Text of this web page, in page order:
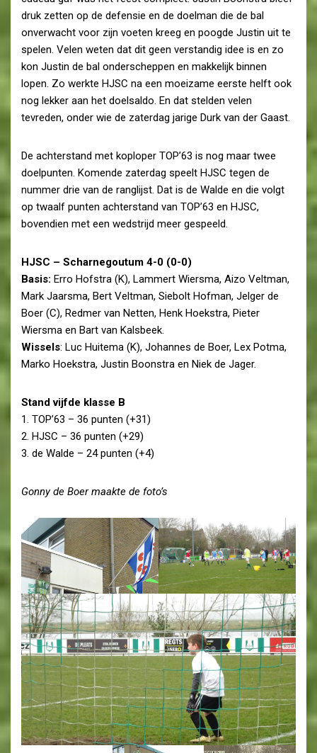
druk zetten op de defensie en de doelman die de bal
onverwacht voor zijn voeten kreeg en poogde Justin uit te
spelen. Velen weten dat dit geen verstandig idee is en zo
kon Justin de bal onderscheppen en makkelijk binnen
lopen. Zo werkte HJSC na een moeizame eerste helft ook
nog lekker aan het doelsaldo. En dat stelden velen
tevreden, onder wie de zaterdag jarige Durk van der Gaast.
De achterstand met koploper TOP’63 is nog maar twee
doelpunten. Komende zaterdag speelt HJSC tegen de
nummer drie van de ranglijst. Dat is de Walde en die volgt
op twaalf punten achterstand van TOP’63 en HJSC,
bovendien met een wedstrijd meer gespeeld.
HJSC – Scharnegoutum 4-0 (0-0)
Basis: Erro Hofstra (K), Lammert Wiersma, Aizo Veltman,
Mark Jaarsma, Bert Veltman, Siebolt Hofman, Jelger de
Boer (C), Redmer van Netten, Henk Hoekstra, Pieter
Wiersma en Bart van Kalsbeek.
Wissels: Luc Huitema (K), Johannes de Boer, Lex Potma,
Marko Hoekstra, Justin Boonstra en Niek de Jager.
Stand vijfde klasse B
1. TOP’63 – 36 punten (+31)
2. HJSC – 36 punten (+29)
3. de Walde – 24 punten (+4)
Gonny de Boer maakte de foto’s